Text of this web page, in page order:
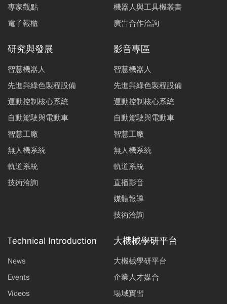
專家觀點
電子報櫃
機器人與工具機叢書
廣告合作洽詢
研究與發展
智慧機器人
先進與綠色製程設備
運動控制核心系統
自動駕駛與電動車
智慧工廠
無人機系統
軌道系統
技術洽詢
影音專區
智慧機器人
先進與綠色製程設備
運動控制核心系統
自動駕駛與電動車
智慧工廠
無人機系統
軌道系統
直播影音
媒體報導
技術洽詢
Technical Introduction
News
Events
Videos
大機械學研平台
大機械學研平台
企業人才媒合
場域實習